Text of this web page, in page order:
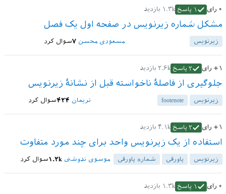
۰ رای ۱ پاسخ ۱.۳k بازدید
مشکل شماره زیرنویس در صفحه اول یک فصل
زیرنویس سوال کرد مسعودی محسن ۷
+۱ رای ۲ پاسخ ۲.۶k بازدید
جلوگیری از فاصلهٔ ناخواسته قبل از نشانهٔ زیرنویس
زیرنویس footenote سوال کرد نریمان ۴۲۴
+۱ رای ۲ پاسخ ۴.۱k بازدید
استفاده از یک زیرنویس واحد برای چند مورد متفاوت
زیرنویس پاورقی شماره پاورقی سوال کرد موسوی ندوشنی ۱.۲k
۰ رای ۱ پاسخ ۱.۳k بازدید